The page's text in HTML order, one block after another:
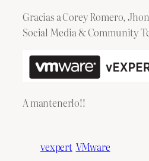
Gracias a Corey Romero,
Social Media & Community
A mantenerlo!!
vexpert VMware